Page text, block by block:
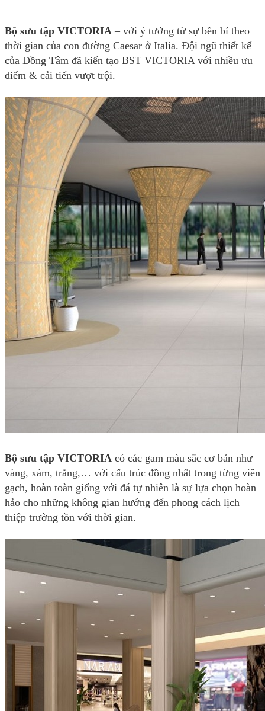
Bộ sưu tập VICTORIA – với ý tưởng từ sự bền bỉ theo
thời gian của con đường Caesar ở Italia. Đội ngũ thiết kế
của Đồng Tâm đã kiến tạo BST VICTORIA với nhiều ưu
điểm & cải tiến vượt trội.
Bộ sưu tập VICTORIA có các gam màu sắc cơ bản như
vàng, xám, trắng,… với cấu trúc đồng nhất trong từng viên
gạch, hoàn toàn giống với đá tự nhiên là sự lựa chọn hoàn
hảo cho những không gian hướng đến phong cách lịch
thiệp trường tồn với thời gian.